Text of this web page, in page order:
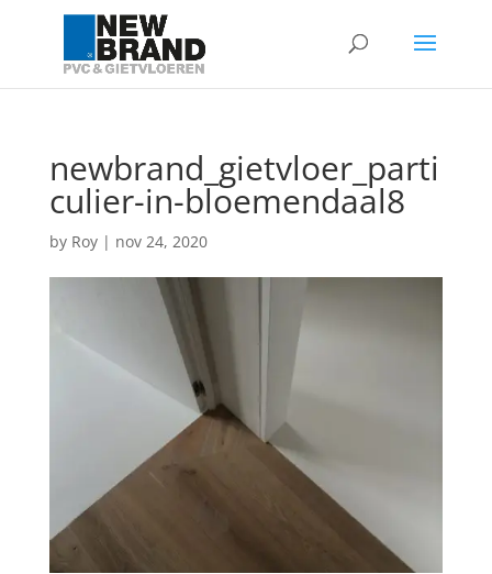
newbrand_gietvloer_parti
culier-in-bloemendaal8
by Roy| nov 24, 2020